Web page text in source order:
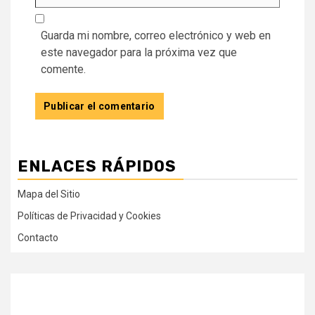
Guarda mi nombre, correo electrónico y web en
este navegador para la próxima vez que
comente.
ENLACES RÁPIDOS
Mapa del Sitio
Políticas de Privacidad y Cookies
Contacto